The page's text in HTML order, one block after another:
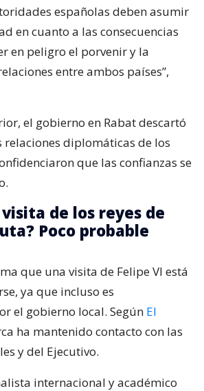
españolas deben asumir
en cuanto a las consecuencias
en peligro el porvenir y la
entre ambos países”,
el gobierno en Rabat descartó
relaciones diplomáticas de los
que las confianzas se
de los reyes de
Poco probable
que una visita de Felipe VI está
ya que incluso es
el gobierno local. Según El
ha mantenido contacto con las
y del Ejecutivo.
internacional y académico